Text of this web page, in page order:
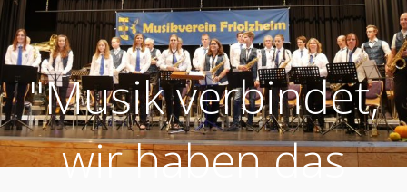
"Musik verbindet,
wir haben das